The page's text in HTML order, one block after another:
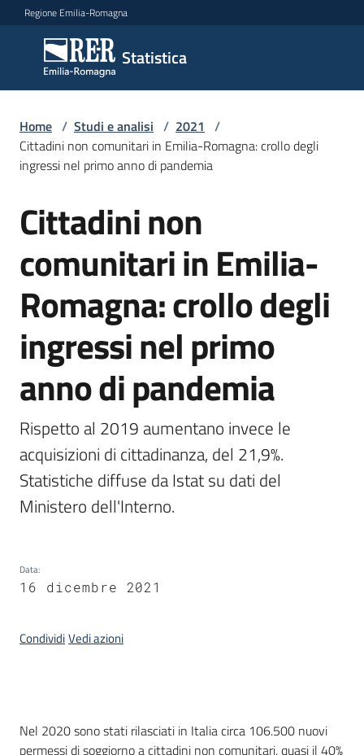
Vai al contenuto
Vai alla navigazione
Vai al footer
Regione Emilia-Romagna
Statistica
Statistica
Novità
Studi
e
analisi
Menu selezionato
Statistiche
per
temi
Metadati
Home / Studi e analisi / 2021 /
Cittadini non comunitari in Emilia-Romagna: crollo degli
ingressi nel primo anno di pandemia
Salta al contenuto
Cittadini non
comunitari in Emilia-
Romagna: crollo degli
ingressi nel primo
anno di pandemia
Rispetto al 2019 aumentano invece le
acquisizioni di cittadinanza, del 21,9%.
Statistiche diffuse da Istat su dati del
Ministero dell'Interno.
Data:
16 dicembre 2021
CondividiVedi azioni
Introduzione
Nel 2020 sono stati rilasciati in Italia circa 106.500 nuovi
permessi di soggiorno a cittadini non comunitari, quasi il 40%